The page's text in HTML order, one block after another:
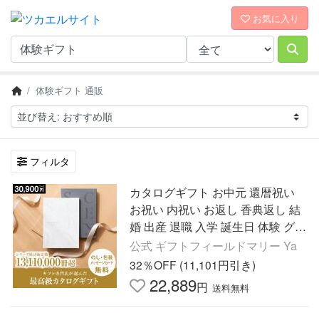
お気に入り
体験ギフト 通販
フィルタ
カタログギフト お中元 還暦祝い
お祝い 内祝い お返し 香典返し 結
婚 出産 退職 入学 誕生日 体験 グル
メ 快気祝い 新築 古希 品物 割引 高
級 30900円
公式 ギフトフィールドマリー Ya
32％OFF (11,101円引き)
22,889円 送料無料